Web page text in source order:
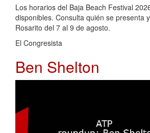
Los horarios del Baja Beach Festival
disponibles. Consulta quién se presenta
Rosarito del 7 al 9 de agosto.
El Congresista
Ben Shelton